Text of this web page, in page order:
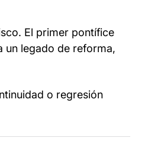
El primer pontífice
un legado de reforma,
o regresión